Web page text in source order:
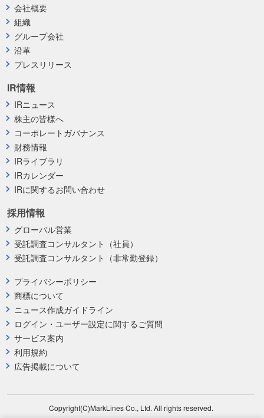
プライバシーポリシー
商標について
ニュース作成ガイドライン
ログイン・ユーザー設定に関するご質問
サービス案内
利用規約
広告掲載について
採用情報
グローバル営業
受託調査コンサルタント（社員）
受託調査コンサルタント（非常勤登録）
会社概要
組織
グループ会社
沿革
プレスリリース
IR情報
IRニュース
株主の皆様へ
コーポレートガバナンス
財務情報
IRライブラリ
IRカレンダー
IRに関するお問い合わせ
Copyright(C)MarkLines Co., Ltd. All rights reserved.